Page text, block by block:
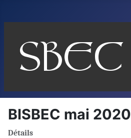
BISBEC mai 2020
Détails